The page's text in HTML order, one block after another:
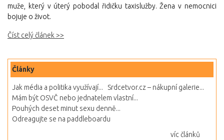
muže, který v úterý pobodal řidičku taxislužby. Žena v nemocnici
bojuje o život.
Číst celý článek >>
Články
Jak média a politika využívají...
Srdcetvor.cz – nákupní galerie...
Mám být OSVČ nebo jednatelem vlastní...
Pouhých deset minut sexu denně...
Odreagujte se na paddleboardu
víc článků